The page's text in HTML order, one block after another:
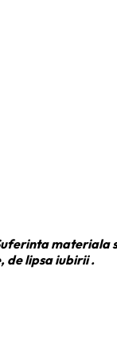
materiala
de lipsa iubirii .